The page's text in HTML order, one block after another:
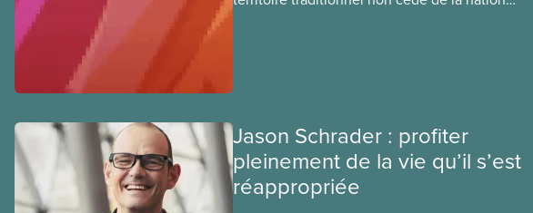
Jason Schrader : profiter
pleinement de la vie qu’il s’est
réappropriée